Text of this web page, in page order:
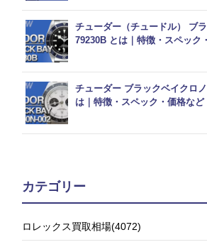
チューダー（チュードル） ブ
79230B とは｜特徴・スペック
チューダー ブラックベイクロ
は｜特徴・スペック・価格など
カテゴリー
ロレックス買取相場(4072)